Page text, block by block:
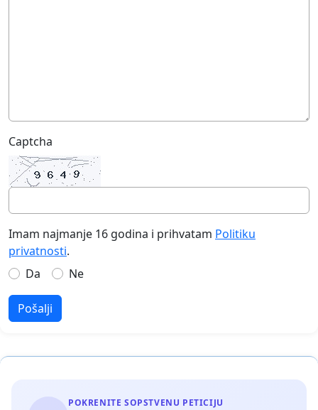
Captcha
Imam najmanje 16 godina i prihvatam Politiku
privatnosti.
Da
Ne
Pošalji
POKRENITE SOPSTVENU PETICIJU